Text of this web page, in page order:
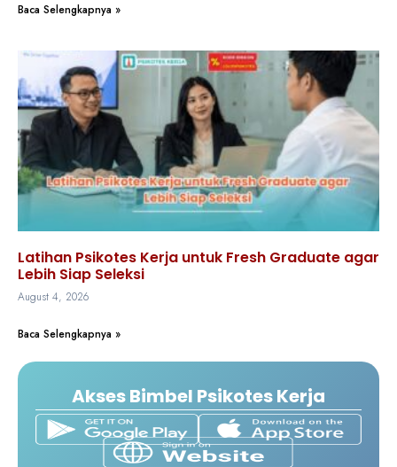
Baca Selengkapnya »
Latihan Psikotes Kerja untuk Fresh Graduate agar
Lebih Siap Seleksi
August 4, 2026
Baca Selengkapnya »
Akses Bimbel Psikotes Kerja